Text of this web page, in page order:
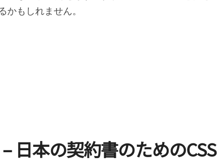
かもしれません。
日本の契約書のためのCSS